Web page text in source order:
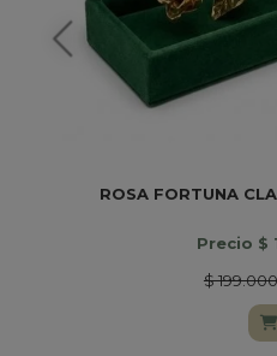
ROSA FORTUNA
Precio $
$ 199.000